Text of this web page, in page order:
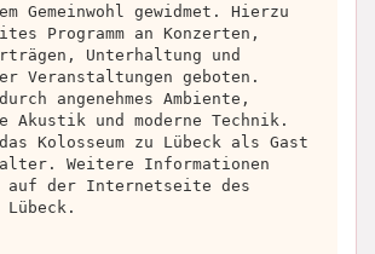
Gemeinwohl gewidmet. Hierzu
Programm an Konzerten,
Unterhaltung und
Veranstaltungen geboten.
angenehmes Ambiente,
Akustik und moderne Technik.
Kolosseum zu Lübeck als Gast
Weitere Informationen
auf der Internetseite des
Lübeck.